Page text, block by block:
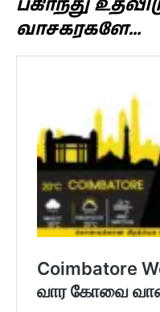
பகிர்ந்து
வாசகரகளே…